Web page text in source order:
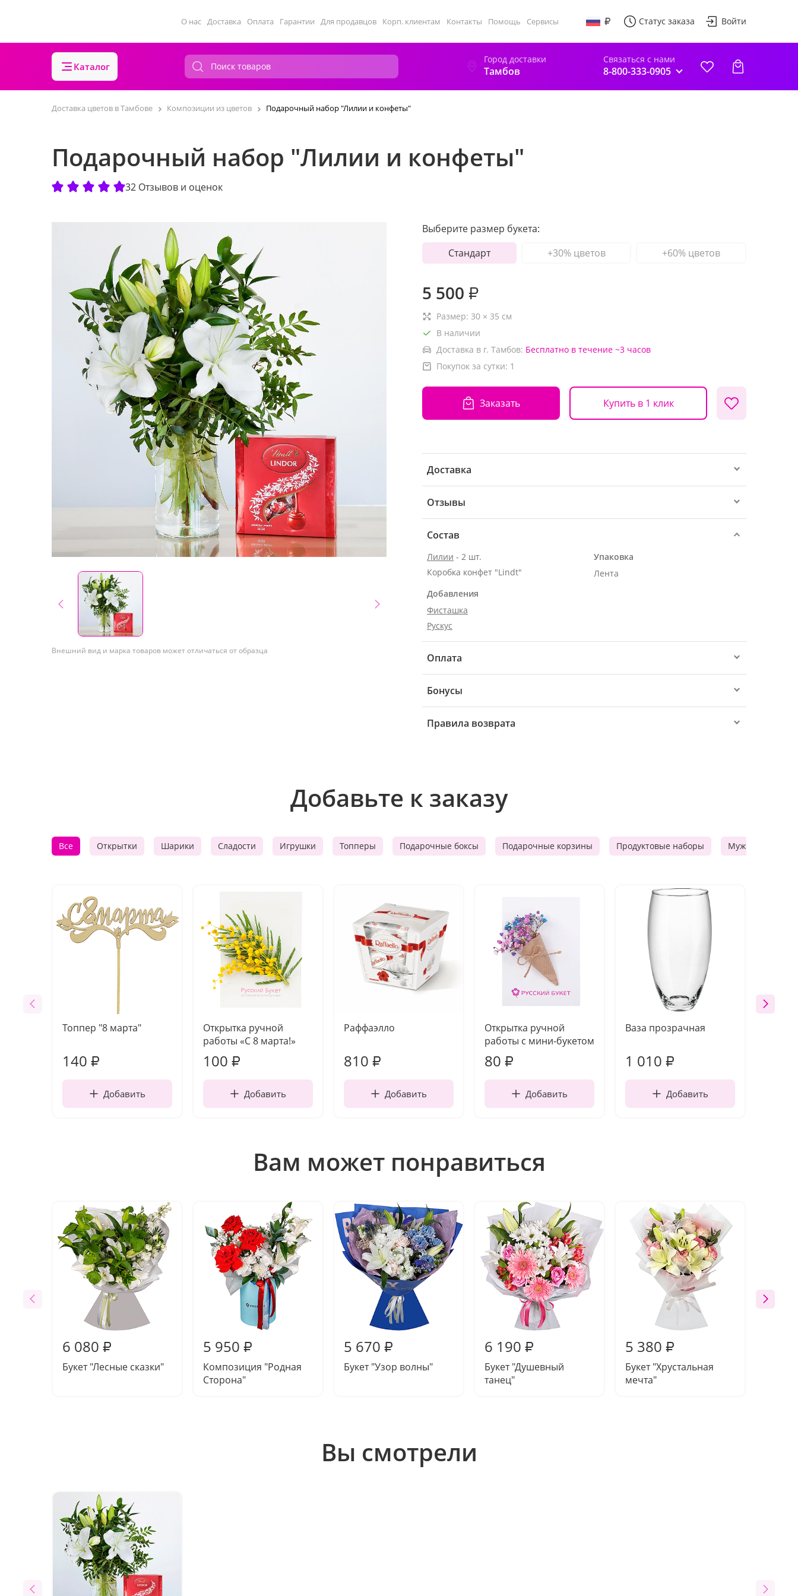
О нас Доставка Оплата Гарантии Для продавцов Корп. клиентам Контакты Помощь Сервисы Статус заказа Войти
Каталог
Город доставки
Тамбов
Связаться с нами
8-800-333-0905
Доставка цветов в Тамбове Композиции из цветов Подарочный набор "Лилии и конфеты"
Подарочный набор "Лилии и конфеты"
32 Отзывов и оценок
Внешний вид и марка товаров может отличаться от образца
Выберите размер букета:
Стандарт
+30% цветов +60% цветов
5 500 ₽
Размер: 30 × 35 см
В наличии
Доставка в г. Тамбов: Бесплатно в течение ~3 часов
Покупок за сутки: 1
Заказать Купить в 1 клик
Доставка
Отзывы
Состав
Лилии - 2 шт.
Коробка конфет "Lindt"
Добавления
Фисташка
Рускус
Упаковка
Лента
Оплата
Бонусы
Правила возврата
Добавьте к заказу
Все Открытки Шарики Сладости Игрушки Топперы Подарочные боксы Подарочные корзины Продуктовые наборы Мужские
Топпер "8 марта"
140 ₽
Добавить
Открытка ручной
работы «С 8 марта!»
100 ₽
Добавить
Раффаэлло
810 ₽
Добавить
Открытка ручной
работы с мини-букетом
80 ₽
Добавить
Ваза прозрачная
1 010 ₽
Добавить
Вам может понравиться
6 080 ₽
Букет "Лесные сказки"
5 950 ₽
Композиция "Родная
Сторона"
5 670 ₽
Букет "Узор волны"
6 190 ₽
Букет "Душевный
танец"
5 380 ₽
Букет "Хрустальная
мечта"
Вы смотрели